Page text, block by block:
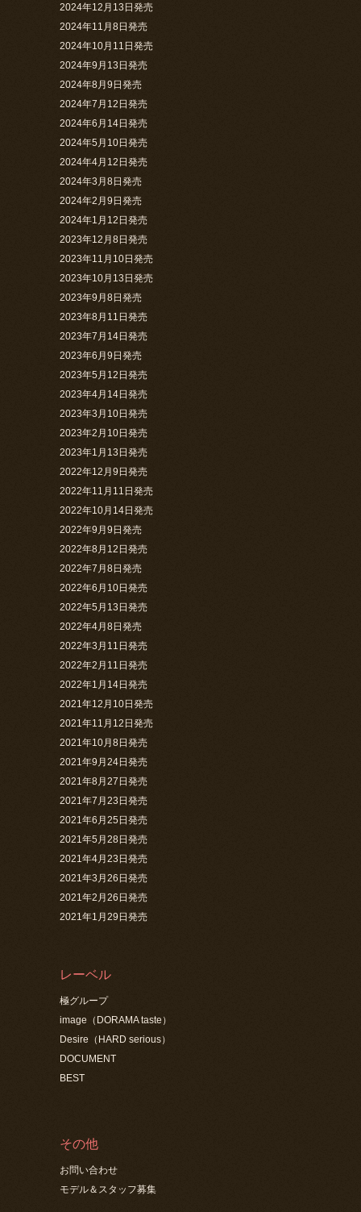
2024年12月13日発売
2024年11月8日発売
2024年10月11日発売
2024年9月13日発売
2024年8月9日発売
2024年7月12日発売
2024年6月14日発売
2024年5月10日発売
2024年4月12日発売
2024年3月8日発売
2024年2月9日発売
2024年1月12日発売
2023年12月8日発売
2023年11月10日発売
2023年10月13日発売
2023年9月8日発売
2023年8月11日発売
2023年7月14日発売
2023年6月9日発売
2023年5月12日発売
2023年4月14日発売
2023年3月10日発売
2023年2月10日発売
2023年1月13日発売
2022年12月9日発売
2022年11月11日発売
2022年10月14日発売
2022年9月9日発売
2022年8月12日発売
2022年7月8日発売
2022年6月10日発売
2022年5月13日発売
2022年4月8日発売
2022年3月11日発売
2022年2月11日発売
2022年1月14日発売
2021年12月10日発売
2021年11月12日発売
2021年10月8日発売
2021年9月24日発売
2021年8月27日発売
2021年7月23日発売
2021年6月25日発売
2021年5月28日発売
2021年4月23日発売
2021年3月26日発売
2021年2月26日発売
2021年1月29日発売
レーベル
極グループ
image（DORAMA taste）
Desire（HARD serious）
DOCUMENT
BEST
その他
お問い合わせ
モデル＆スタッフ募集